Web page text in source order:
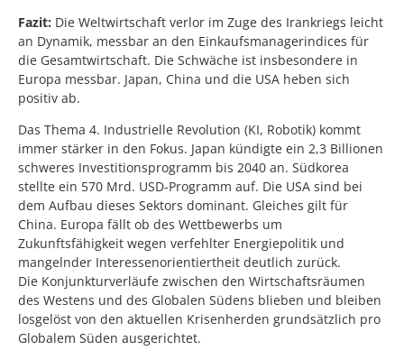
Fazit: Die Weltwirtschaft verlor im Zuge des Irankriegs leicht
an Dynamik, messbar an den Einkaufsmanagerindices für
die Gesamtwirtschaft. Die Schwäche ist insbesondere in
Europa messbar. Japan, China und die USA heben sich
positiv ab.
Das Thema 4. Industrielle Revolution (KI, Robotik) kommt
immer stärker in den Fokus. Japan kündigte ein 2,3 Billionen
schweres Investitionsprogramm bis 2040 an. Südkorea
stellte ein 570 Mrd. USD-Programm auf. Die USA sind bei
dem Aufbau dieses Sektors dominant. Gleiches gilt für
China. Europa fällt ob des Wettbewerbs um
Zukunftsfähigkeit wegen verfehlter Energiepolitik und
mangelnder Interessenorientiertheit deutlich zurück.
Die Konjunkturverläufe zwischen den Wirtschaftsräumen
des Westens und des Globalen Südens blieben und bleiben
losgelöst von den aktuellen Krisenherden grundsätzlich pro
Globalem Süden ausgerichtet.